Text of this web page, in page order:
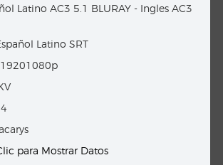
Latino AC3 5.1 BLURAY - Ingles AC3
Latino SRT
19201080p
para Mostrar Datos